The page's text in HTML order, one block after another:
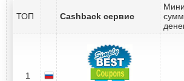
ТОП Cashback сервис
1